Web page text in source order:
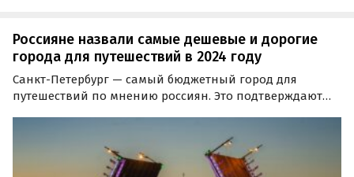
Россияне назвали самые дешевые и дорогие
города для путешествий в 2024 году
Санкт-Петербург — самый бюджетный город для
путешествий по мнению россиян. Это подтверждают